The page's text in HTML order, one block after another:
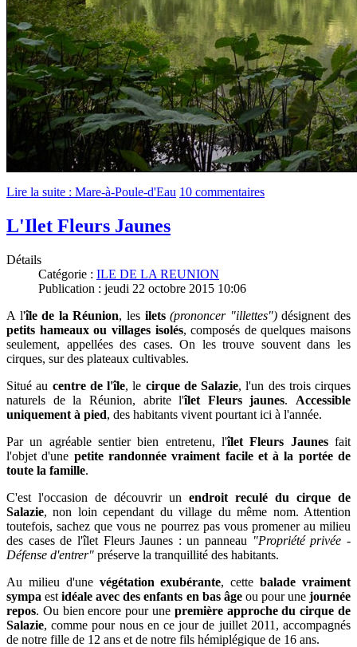
Lire la suite : Mare-à-Poule-d'Eau 10 commentaires
L'Ilet Fleurs Jaunes
Détails
Catégorie : ILE DE LA REUNION
Publication : jeudi 22 octobre 2015 10:06
A l'île de la Réunion, les ilets (prononcer "illettes")désignent des
petits hameaux ou villages isolés, composés de quelques maisons
seulement, appellées des cases. On les trouve souvent dans les
cirques, sur des plateaux cultivables.
Situé au centre de l'île, le cirque de Salazie, l'un des trois cirques
naturels de la Réunion, abrite l'îlet Fleurs jaunes. Accessible
uniquement à pied, des habitants vivent pourtant ici à l'année.
Par un agréable sentier bien entretenu, l'îlet Fleurs Jaunes fait
l'objet d'une petite randonnée vraiment facile et à la portée de
toute la famille.
C'est l'occasion de découvrir un endroit reculé du cirque de
Salazie, non loin cependant du village du même nom. Attention
toutefois, sachez que vous ne pourrez pas vous promener au milieu
des cases de l'îlet Fleurs Jaunes : un panneau "Propriété privée -
Défense d'entrer" préserve la tranquillité des habitants.
Au milieu d'une végétation exubérante, cettebalade vraiment
sympa estidéale avec des enfants en bas âgeou pour unejournée
repos. Ou bien encore pour une première approche du cirque de
Salazie, comme pour nous en cejour de juillet 2011, accompagnés
de notre fille de 12 ans et de notre fils hémiplégique de 16 ans.